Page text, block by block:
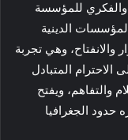
والفكري للمؤسسة
الدينية
والانفتاح، وهي تجربة
الاحترام المتبادل
والتفاهم، ويفتح
حدود الجغرافيا